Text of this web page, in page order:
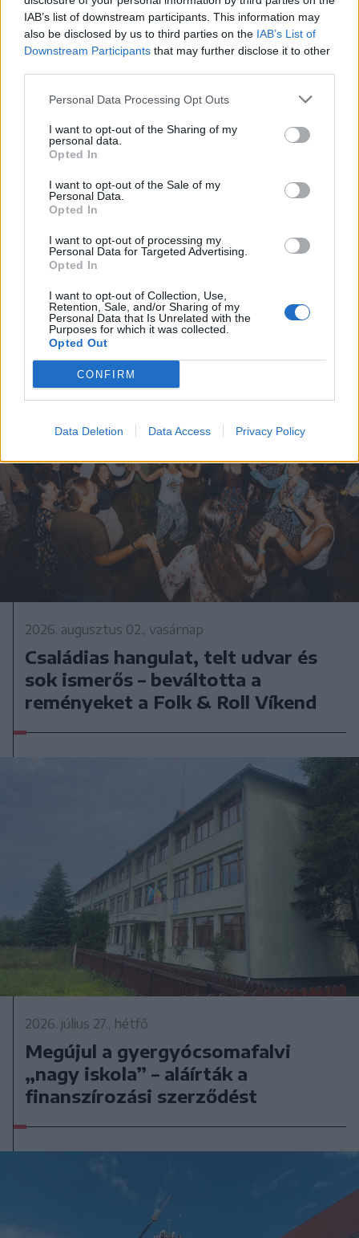
IAB’s list of downstream participants. This information may
also be disclosed by us to third parties on the IAB’s List of
Downstream Participants that may further disclose it to other
Personal Data Processing Opt Outs
I want to opt-out of the Sharing of my
personal data.
Opted In
I want to opt-out of the Sale of my
Personal Data.
Opted In
I want to opt-out of processing my
Personal Data for Targeted Advertising.
Opted In
I want to opt-out of Collection, Use,
Retention, Sale, and/or Sharing of my
Personal Data that Is Unrelated with the
Purposes for which it was collected.
Opted Out
CONFIRM
Data Deletion Data Access Privacy Policy
2026. augusztus 03., hétfő
Vízszünetre kell számítani
Gyergyószentmiklós egy részén
2026. augusztus 02., vasárnap
Családias hangulat, telt udvar és
sok ismerős – beváltotta a
reményeket a Folk & Roll Víkend
2026. július 27., hétfő
Megújul a gyergyócsomafalvi
„nagy iskola” – aláírták a
finanszírozási szerződést